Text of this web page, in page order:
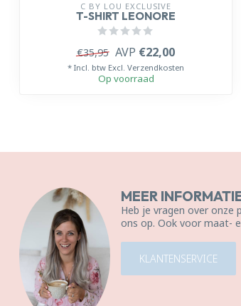
C BY LOU EXCLUSIVE
T-SHIRT LEONORE
€35,95 AVP €22,00
* Incl. btw Excl. Verzendkosten
Op voorraad
MEER
Heb je vragen over
ons op. Ook voor maat-
KLANTENSERVICE